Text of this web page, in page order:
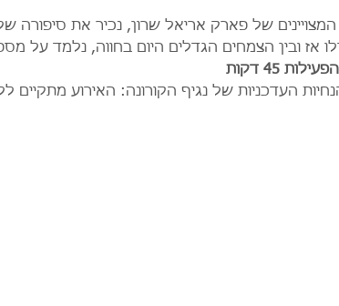
של פארק אריאל שרון, נכיר את סיפורה
ובין הצמחים הגדלים היום בחווה, נלמד על
45 דקות
העדכניות של נגיף הקורונה: האירוע מתקיים